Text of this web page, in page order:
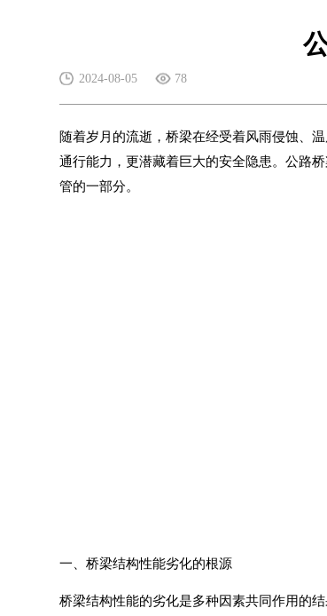
2024-08-05 78
随着岁月的流逝，桥梁在经受着风雨侵蚀、
通行能力，更潜藏着巨大的安全隐患。公路
管的一部分。
一、桥梁结构性能劣化的根源
桥梁结构性能的劣化是多种因素共同作用的结